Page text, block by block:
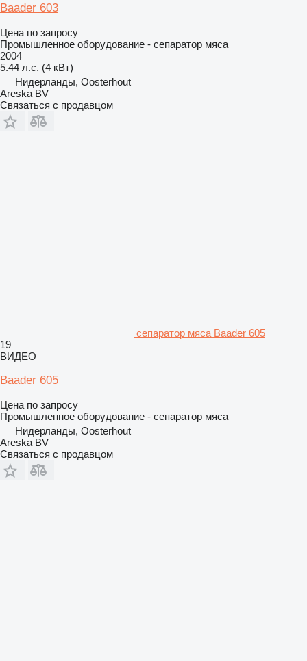
Baader 603
Цена по запросу
Промышленное оборудование - сепаратор мяса
2004
5.44 л.с. (4 кВт)
Нидерланды, Oosterhout
Areska BV
Связаться с продавцом
сепаратор мяса Baader 605
19
ВИДЕО
Baader 605
Цена по запросу
Промышленное оборудование - сепаратор мяса
Нидерланды, Oosterhout
Areska BV
Связаться с продавцом